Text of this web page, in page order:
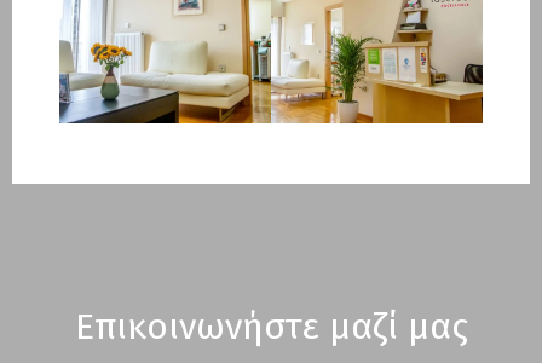
Επικοινωνήστε μαζί μας